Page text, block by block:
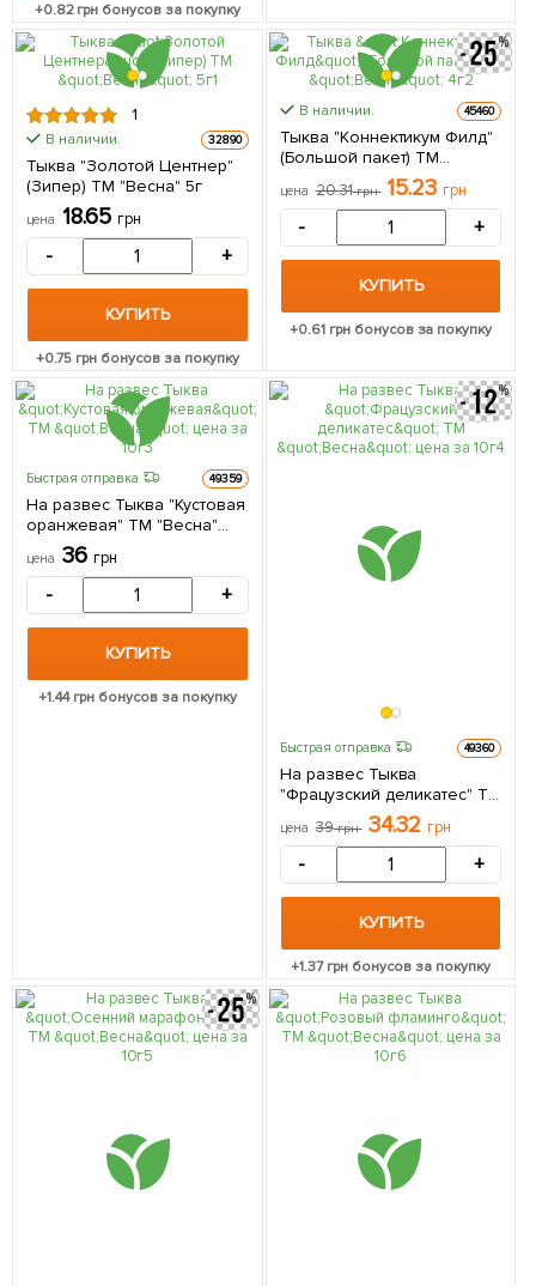
+0.82грн бонусов за покупку
1
В наличии. 32890
Тыква "Золотой Центнер"
(Зипер) ТМ "Весна" 5г
цена 18.65 грн
- +
КУПИТЬ
+0.75 грн бонусов за покупку
В наличии. 45460
Тыква "Коннектикум Филд"
(Большой пакет) ТМ
цена 20.31грн 15.23 грн
- +
КУПИТЬ
+0.61грн бонусов за покупку
Быстрая отправка 49359
На развес Тыква "Кустовая
оранжевая" ТМ "Весна"
цена за 10г
цена 36 грн
- +
КУПИТЬ
+1.44грн бонусов за покупку
Быстрая отправка 49360
На развес Тыква
"Фрацузский деликатес" ТМ
"Весна" цена за 10г
цена 39грн 34.32 грн
- +
КУПИТЬ
+1.37грн бонусов за покупку